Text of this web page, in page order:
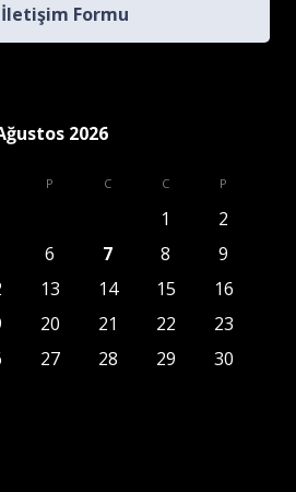
İletişim Formu
2026
P C C P
1
2
6 7 8
9
13 14 15
16
20 21 22
23
27 28 29
30